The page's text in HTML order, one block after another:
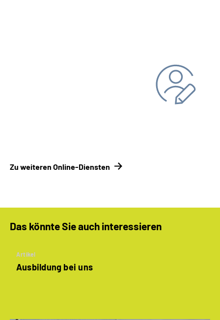
Zu weiteren Online-Diensten
Das könnte Sie auch interessieren
Artikel
Ausbildung bei uns